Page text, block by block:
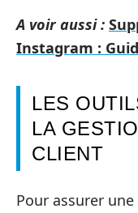
A voir aussi :
Instagram :
LES
LA
CLIENT
Pour assurer